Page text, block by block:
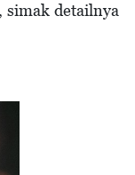
simak detailnya